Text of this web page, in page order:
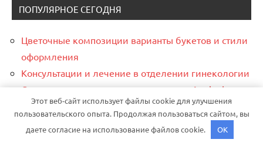
ПОПУЛЯРНОЕ СЕГОДНЯ
Цветочные композиции варианты букетов и стили
оформления
Консультации и лечение в отделении гинекологии
Сыворотка для лица с ниацинамидом Angiopharm
Проведение праздников и торжеств в банкетном
Рейтинг лучших многопрофильных частных
Этот веб-сайт использует файлы cookie для улучшения
пользовательского опыта. Продолжая пользоваться сайтом, вы
даете согласие на использование файлов cookie.
OK